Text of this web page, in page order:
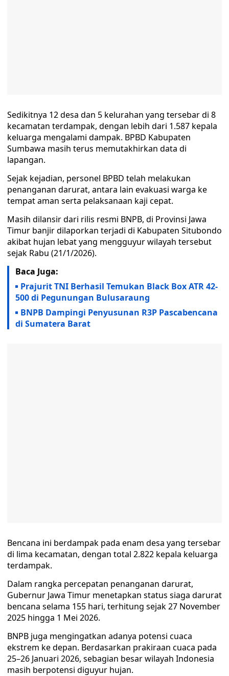
Sedikitnya 12 desa dan 5 kelurahan yang tersebar di 8
kecamatan terdampak, dengan lebih dari 1.587 kepala
keluarga mengalami dampak. BPBD Kabupaten
Sumbawa masih terus memutakhirkan data di
lapangan.
Sejak kejadian, personel BPBD telah melakukan
penanganan darurat, antara lain evakuasi warga ke
tempat aman serta pelaksanaan kaji cepat.
Masih dilansir dari rilis resmi BNPB, di Provinsi Jawa
Timur banjir dilaporkan terjadi di Kabupaten Situbondo
akibat hujan lebat yang mengguyur wilayah tersebut
sejak Rabu (21/1/2026).
Baca Juga:
Prajurit TNI Berhasil Temukan Black Box ATR 42-
500 di Pegunungan Bulusaraung
BNPB Dampingi Penyusunan R3P Pascabencana
di Sumatera Barat
Bencana ini berdampak pada enam desa yang tersebar
di lima kecamatan, dengan total 2.822 kepala keluarga
terdampak.
Dalam rangka percepatan penanganan darurat,
Gubernur Jawa Timur menetapkan status siaga darurat
bencana selama 155 hari, terhitung sejak 27 November
2025 hingga 1 Mei 2026.
BNPB juga mengingatkan adanya potensi cuaca
ekstrem ke depan. Berdasarkan prakiraan cuaca pada
25–26 Januari 2026, sebagian besar wilayah Indonesia
masih berpotensi diguyur hujan.